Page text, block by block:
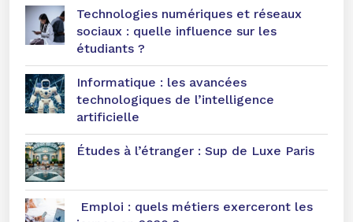
Technologies numériques et réseaux
sociaux : quelle influence sur les
étudiants ?
Informatique : les avancées
technologiques de l’intelligence
artificielle
Études à l’étranger : Sup de Luxe Paris
Emploi : quels métiers exerceront les